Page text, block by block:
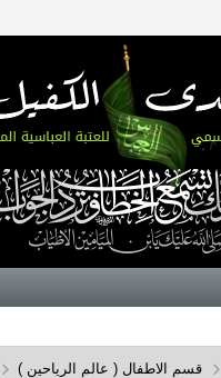
قسم الاطفال ( عالم الرياحين )